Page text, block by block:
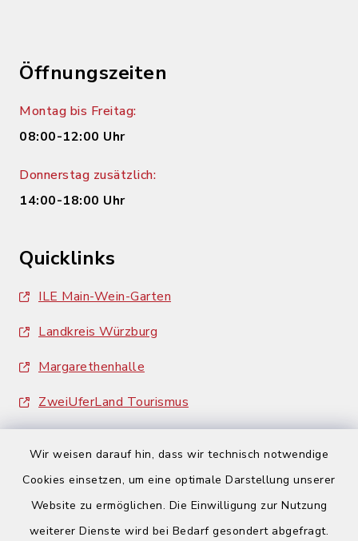
Wir weisen darauf hin, dass wir technisch notwendige
Cookies einsetzen, um eine optimale Darstellung unserer
Website zu ermöglichen. Die Einwilligung zur Nutzung
weiterer Dienste wird bei Bedarf gesondert abgefragt.
Öffnungszeiten
Montag bis Freitag:
08:00-12:00 Uhr
Donnerstag zusätzlich:
14:00-18:00 Uhr
Quicklinks
ILE Main-Wein-Garten
Landkreis Würzburg
Margarethenhalle
ZweiUferLand Tourismus